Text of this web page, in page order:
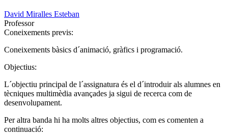
David Miralles Esteban
Professor
Coneixements previs:
Coneixements bàsics d´animació, gràfics i programació.
Objectius:
L´objectiu principal de l´assignatura és el d´introduir als alumnes en
tècniques multimèdia avançades ja sigui de recerca com de
desenvolupament.
Per altra banda hi ha molts altres objectius, com es comenten a
continuació: